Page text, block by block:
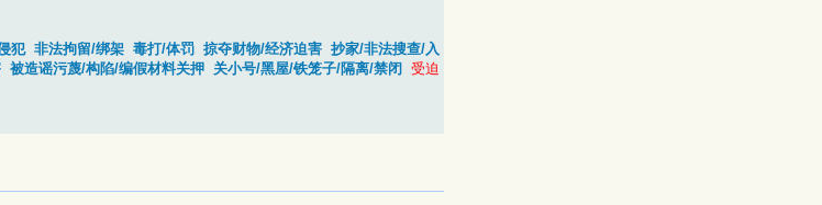
犯 非法拘留/绑架 毒打/体罚 掠夺财物/经济迫害 抄家/非法搜查/入
被造谣污蔑/构陷/编假材料关押 关小号/黑屋/铁笼子/隔离/禁闭
受迫